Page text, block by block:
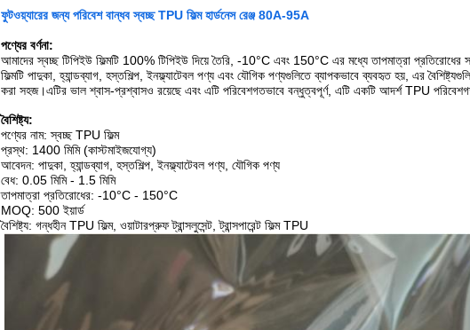
ফুটওয়্যারের জন্য পরিবেশ বান্ধব স্বচ্ছ TPU ফিল্ম হার্ডনেস রেঞ্জ 80A-95A
পণ্যের বর্ণনা:
আমাদের স্বচ্ছ টিপিইউ ফিল্মটি 100% টিপিইউ দিয়ে তৈরি, -10°C এবং 150°C এর মধ্যে তাপমাত্রা
ফিল্মটি পাদুকা, হ্যান্ডব্যাগ, হস্তশিল্প, ইনফ্ল্যাটেবল পণ্য এবং যৌগিক পণ্যগুলিতে ব্যাপকভাবে ব্যবহৃত হয়, এর
করা সহজ।এটির ভাল শ্বাস-প্রশ্বাসও রয়েছে এবং এটি পরিবেশগতভাবে বন্ধুত্বপূর্ণ, এটি একটি আদর্শ TPU
বৈশিষ্ট্য:
পণ্যের নাম: স্বচ্ছ TPU ফিল্ম
প্রস্থ: 1400 মিমি (কাস্টমাইজযোগ্য)
আবেদন: পাদুকা, হ্যান্ডব্যাগ, হস্তশিল্প, ইনফ্ল্যাটেবল পণ্য, যৌগিক পণ্য
বেধ: 0.05 মিমি - 1.5 মিমি
তাপমাত্রা প্রতিরোধের: -10°C - 150°C
MOQ: 500 ইয়ার্ড
বৈশিষ্ট্য: গন্ধহীন TPU ফিল্ম, ওয়াটারপ্রুফ ট্রান্সলুসেন্ট, ট্রান্সপারেন্ট ফিল্ম TPU